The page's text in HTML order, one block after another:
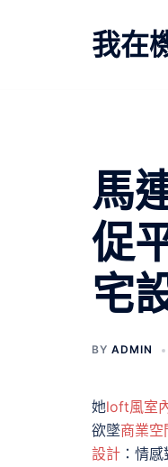
我在
馬
促
宅
BY ADMIN
她loft風室
欲墜商業空
設計 ：情